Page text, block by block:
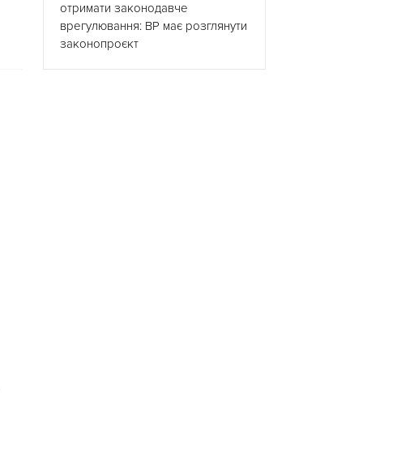
отримати законодавче
врегулювання: ВР має розглянути
законопроєкт